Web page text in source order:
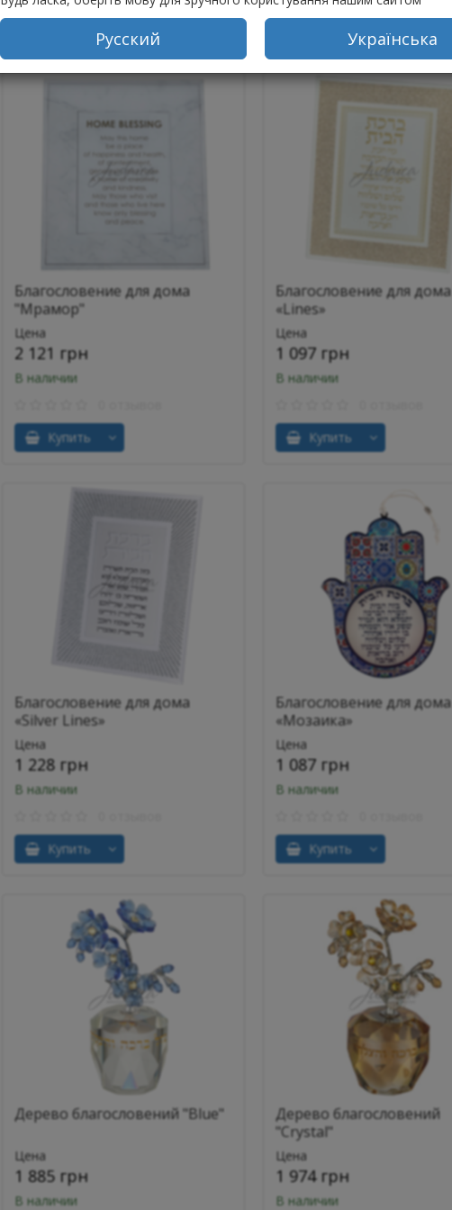
Русский Українська
Благословение для дома
"Мрамор"
Цена
2 121 грн
В наличии
Купить
Благословение для дома
«Lines»
Цена
1 097 грн
В наличии
Купить
Благословение для дома
«Silver Lines»
Цена
1 228 грн
В наличии
Купить
Благословение для дома
«Мозаика»
Цена
1 087 грн
В наличии
Купить
Дерево благословений "Blue"
Цена
1 885 грн
В наличии
Дерево благословений
"Crystal"
Цена
1 974 грн
В наличии